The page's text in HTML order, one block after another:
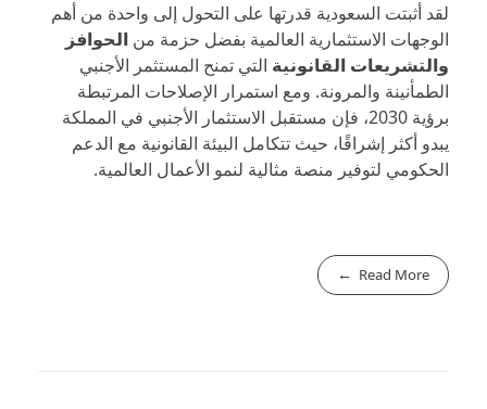
لقد أثبتت السعودية قدرتها على التحول إلى واحدة من أهم
الوجهات الاستثمارية العالمية بفضل حزمة من الحوافز
والتشريعات القانونية التي تمنح المستثمر الأجنبي
الطمأنينة والمرونة. ومع استمرار الإصلاحات المرتبطة
برؤية 2030، فإن مستقبل الاستثمار الأجنبي في المملكة
يبدو أكثر إشراقًا، حيث تتكامل البيئة القانونية مع الدعم
الحكومي لتوفير منصة مثالية لنمو الأعمال العالمية.
Read More